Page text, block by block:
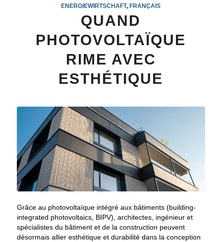
ENERGIEWIRTSCHAFT,FRANÇAIS
QUAND
PHOTOVOLTAÏQUE
RIME AVEC
ESTHÉTIQUE
Grâce au photovoltaïque intégré aux bâtiments (building-
integrated photovoltaics, BIPV), architectes, ingénieur et
spécialistes du bâtiment et de la construction peuvent
désormais allier esthétique et durabilité dans la conception